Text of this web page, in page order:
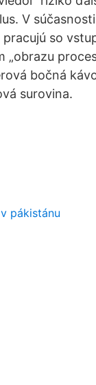
V
so
bočná
surovina.
pákistánu